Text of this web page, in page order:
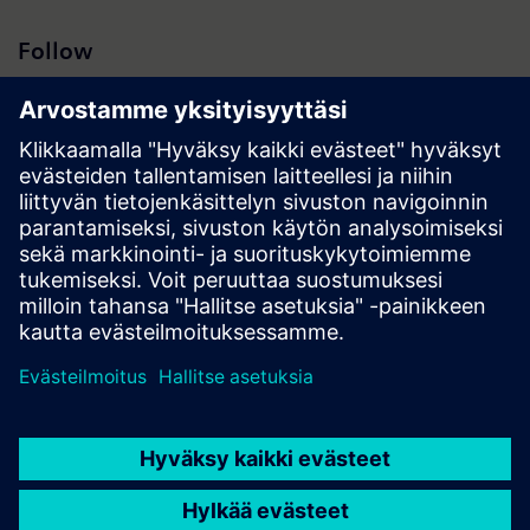
Follow
Hakutulokset | Yhtiö | Siemens
© Siemens 1996 – 2026
Corporate Information
Privacy Policy
Cookie Policy
Digital ID